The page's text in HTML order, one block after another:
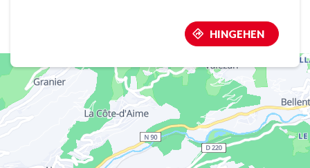
HINGEHEN